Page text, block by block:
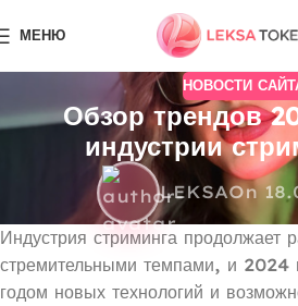
МЕНЮ
НОВОСТИ
Обзор трендов
индустрии
LEKSAOn
Индустрия стриминга продолжает
стремительными темпами, и 2024
годом новых технологий и